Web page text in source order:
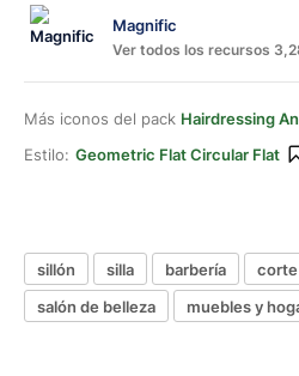
Magnific
Ver todos los recursos
Más iconos del pack Hairdressing
Estilo: Geometric Flat Circular Flat
sillón silla barbería
corte
salón de belleza
muebles y